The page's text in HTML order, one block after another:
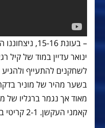
– בעונת 15-
ינואר עדיין במוד של קיל
לשחקנים להתעייף
בשער מהיר של מוניר
מאוד אך נגמר ברגליו של
קאמני העקשן. 2-1 קריטי בסיום.